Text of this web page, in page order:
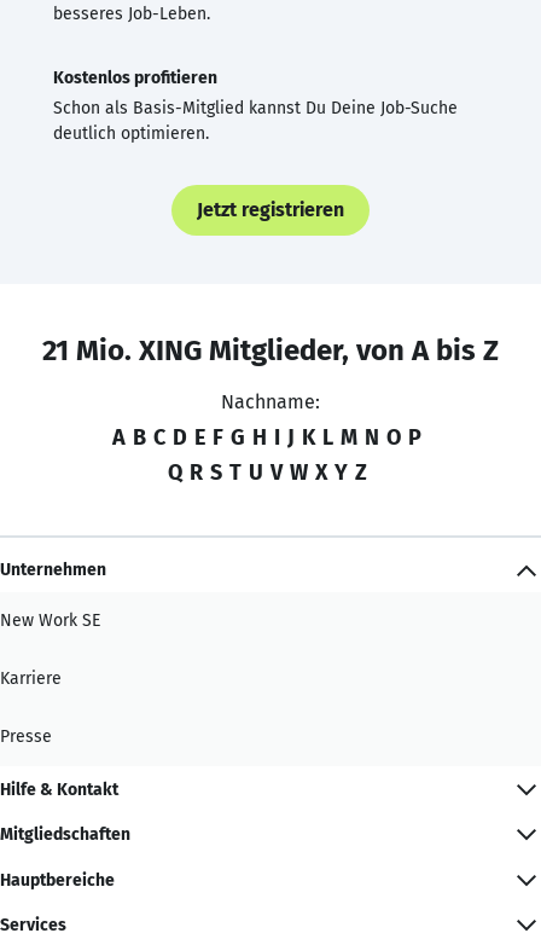
besseres Job-Leben.
Kostenlos profitieren
Schon als Basis-Mitglied kannst Du Deine Job-Suche
deutlich optimieren.
Jetzt registrieren
21 Mio. XING Mitglieder, von A bis Z
Nachname:
A B C D E F G H I J K L M N O P
Q R S T U V W X Y Z
Unternehmen
New Work SE
Karriere
Presse
Hilfe & Kontakt
Mitgliedschaften
Hauptbereiche
Services